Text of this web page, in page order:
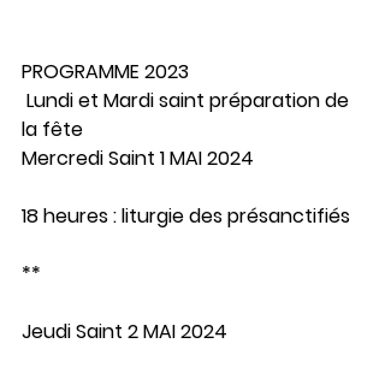
PROGRAMME 2023
la fête
Mercredi Saint 1 MAI 2024
18 heures : liturgie des présanctifiés
**
Jeudi Saint 2 MAI 2024